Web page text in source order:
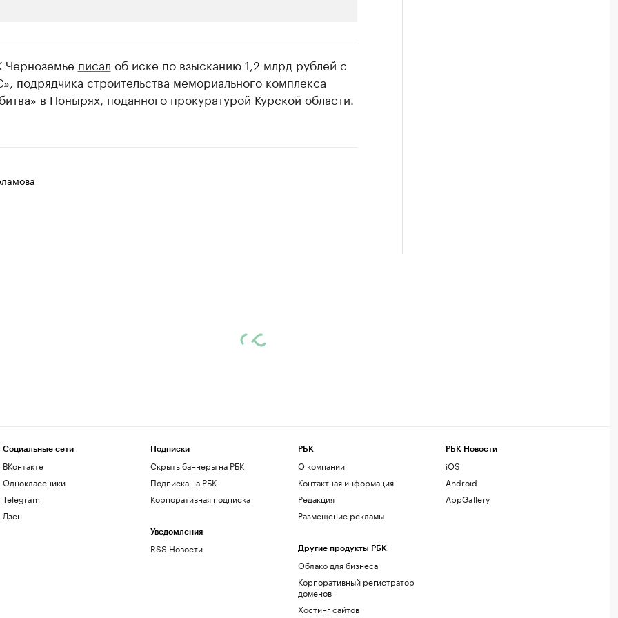
новостями бизнеса на РБК
компании и развивайте личные бренды спикеров бизнеса
Черноземье писал об иске по взысканию 1,2 млрд рублей с
подрядчика строительства мемориального комплекса
в Понырях, поданного прокуратурой Курской области.
Социальные сети
ВКонтакте
Одноклассники
Telegram
Дзен
Подписки
Скрыть баннеры на РБК
Подписка на РБК
Корпоративная подписка
Уведомления
RSS Новости
РБК
О компании
Контактная информация
Редакция
Размещение рекламы
Другие продукты РБК
Облако для бизнеса
Корпоративный регистратор
доменов
Хостинг сайтов
РБК Новости
iOS
Android
AppGallery